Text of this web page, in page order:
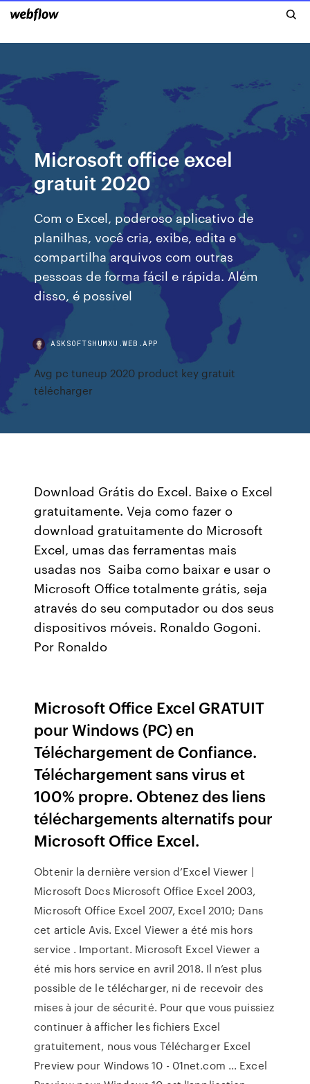
Microsoft office excel
gratuit 2020
Com o Excel, poderoso aplicativo de
planilhas, você cria, exibe, edita e
compartilha arquivos com outras
pessoas de forma fácil e rápida. Além
disso, é possível
ASKSOFTSHUMXU.WEB.APP
Avg pc tuneup 2020 product key gratuit
télécharger
Download Grátis do Excel. Baixe o Excel
gratuitamente. Veja como fazer o
download gratuitamente do Microsoft
Excel, umas das ferramentas mais
usadas nos Saiba como baixar e usar o
Microsoft Office totalmente grátis, seja
através do seu computador ou dos seus
dispositivos móveis. Ronaldo Gogoni.
Por Ronaldo
Microsoft Office Excel GRATUIT
pour Windows (PC) en
Téléchargement de Confiance.
Téléchargement sans virus et
100% propre. Obtenez des liens
téléchargements alternatifs pour
Microsoft Office Excel.
Obtenir la dernière version d’Excel Viewer |
Microsoft Docs Microsoft Office Excel 2003,
Microsoft Office Excel 2007, Excel 2010; Dans
cet article Avis. Excel Viewer a été mis hors
service . Important. Microsoft Excel Viewer a
été mis hors service en avril 2018. Il n’est plus
possible de le télécharger, ni de recevoir des
mises à jour de sécurité. Pour que vous puissiez
continuer à afficher les fichiers Excel
gratuitement, nous vous Télécharger Excel
Preview pour Windows 10 - 01net.com ... Excel